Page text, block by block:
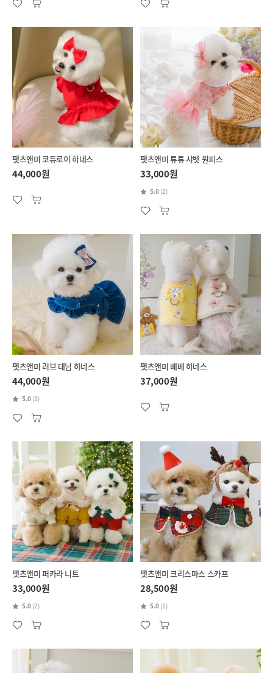
펫츠앤미 코듀로이 하네스
44,000원
펫츠앤미 튜튜 샤벳 원피스
33,000원
5.0 (2)
펫츠앤미 러브 데님 하네스
44,000원
5.0 (3)
펫츠앤미 베베 하네스
37,000원
펫츠앤미 퍼카라 니트
33,000원
5.0 (2)
펫츠앤미 크리스마스 스카프
28,500원
5.0 (1)